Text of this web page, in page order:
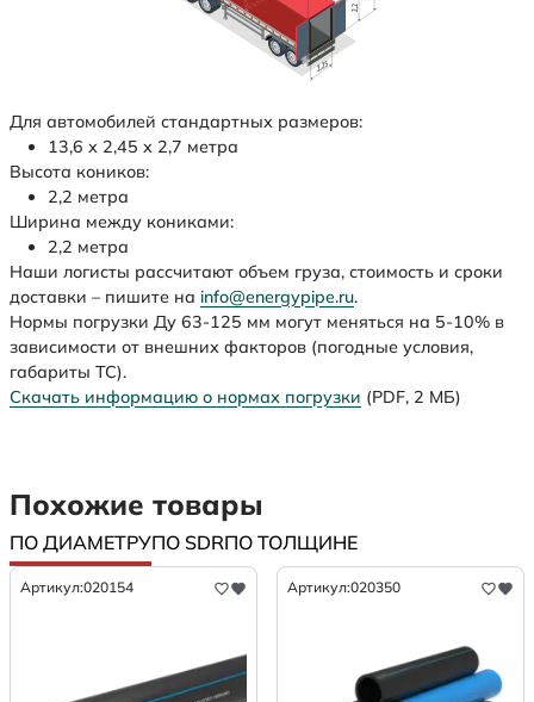
Для автомобилей стандартных размеров:
13,6 х 2,45 х 2,7 метра
Высота коников:
2,2 метра
Ширина между кониками:
2,2 метра
Наши логисты рассчитают объем груза, стоимость и сроки
доставки – пишите на info@energypipe.ru.
Нормы погрузки Ду 63-125 мм могут меняться на 5-10% в
зависимости от внешних факторов (погодные условия,
габариты ТС).
Скачать информацию о нормах погрузки (PDF, 2 МБ)
Похожие товары
ПО ДИАМЕТРУПО SDRПО ТОЛЩИНЕ
Артикул:020154 Артикул:020350